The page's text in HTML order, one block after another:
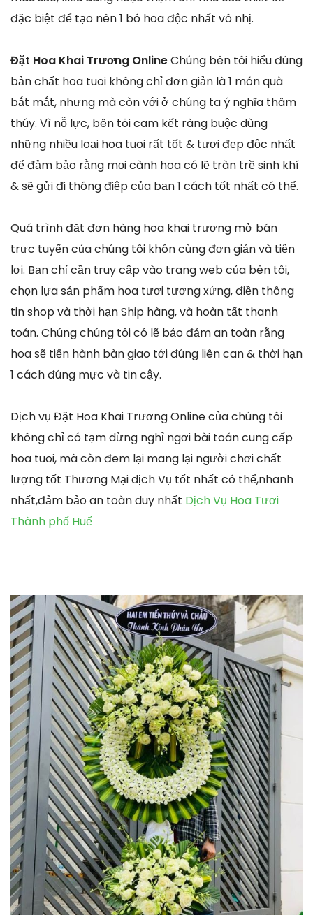
đặc biệt để tạo nên 1 bó hoa độc nhất vô nhị.
Đặt Hoa Khai Trương OnlineChúng bên tôi hiểu đúng
bản chất hoa tuoi không chỉ đơn giản là 1 món quà
bắt mắt, nhưng mà còn với ở chúng ta ý nghĩa thâm
thúy. Vì nỗ lực, bên tôi cam kết ràng buộc dùng
những nhiều loại hoa tuoi rất tốt & tươi đẹp độc nhất
để đảm bảo rằng mọi cành hoa có lẽ tràn trề sinh khí
& sẽ gửi đi thông điệp của bạn 1 cách tốt nhất có thể.
Quá trình đặt đơn hàng hoa khai trương mở bán
trực tuyến của chúng tôi khôn cùng đơn giản và tiện
lợi. Bạn chỉ cần truy cập vào trang web của bên tôi,
chọn lựa sản phẩm hoa tươi tương xứng, điền thông
tin shop và thời hạn Ship hàng, và hoàn tất thanh
toán. Chúng chúng tôi có lẽ bảo đảm an toàn rằng
hoa sẽ tiến hành bàn giao tới đúng liên can & thời hạn
1 cách đúng mực và tin cậy.
Dịch vụ Đặt Hoa Khai Trương Online của chúng tôi
không chỉ có tạm dừng nghỉ ngơi bài toán cung cấp
hoa tuoi, mà còn đem lại mang lại người chơi chất
lượng tốt Thương Mại dịch Vụ tốt nhất có thể,nhanh
nhất,đảm bảo an toàn duy nhất Dịch Vụ Hoa Tươi
Thành phố Huế